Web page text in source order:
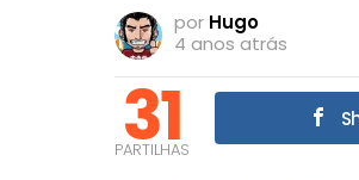
por Hugo
4 anos atrás
31
PARTILHAS